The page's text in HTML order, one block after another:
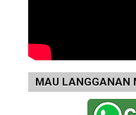
MAU LANGGANAN